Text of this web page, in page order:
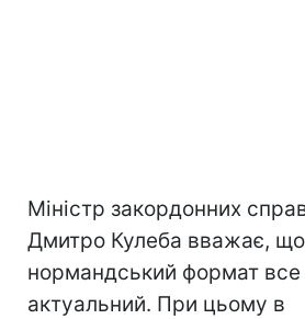
Міністр закордонних
Дмитро Кулеба вважає, що
нормандський формат
актуальний. При цьому в